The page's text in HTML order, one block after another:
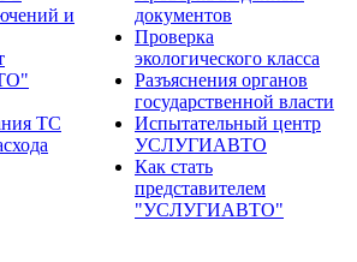
и
ТС
документов
Проверка
экологического класса
Разъяснения органов
государственной власти
Испытательный центр
УСЛУГИАВТО
Как стать
представителем
"УСЛУГИАВТО"